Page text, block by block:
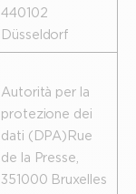
4 40102
Düsseldorf
Autorità per la
protezione dei
dati (DPA) Rue
de la Presse,
35 1000 Bruxelles